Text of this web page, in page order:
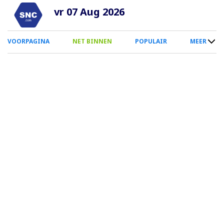
Overslaan
naar
inhoud
vr 07 Aug 2026
0
Smartphone
VOORPAGINA NET BINNEN POPULAIR MEER